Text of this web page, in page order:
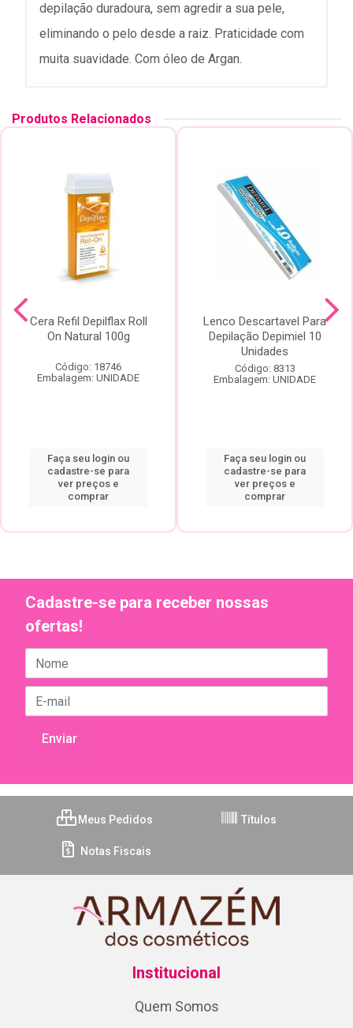
depilação duradoura, sem agredir a sua pele,
eliminando o pelo desde a raiz. Praticidade com
muita suavidade. Com óleo de Argan.
Produtos Relacionados
Cera Refil Depilflax Roll
On Natural 100g
Código: 18746
Embalagem: UNIDADE
Faça seu login ou
cadastre-se para
ver preços e
comprar
Lenco Descartavel Para
Depilação Depimiel 10
Unidades
Código: 8313
Embalagem: UNIDADE
Faça seu login ou
cadastre-se para
ver preços e
comprar
Cadastre-se para receber nossas
ofertas!
Meus Pedidos Títulos
Notas Fiscais
Institucional
Quem Somos